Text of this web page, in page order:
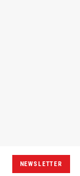
NEWSLETTER